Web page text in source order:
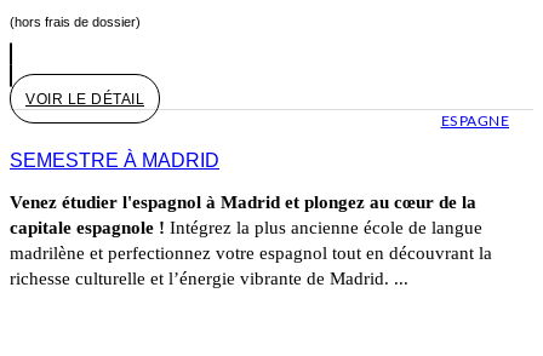
(hors frais de dossier)
VOIR LE DÉTAIL
ESPAGNE
SEMESTRE À MADRID
Venez étudier l'espagnol à Madrid et plongez au cœur de la
capitale espagnole ! Intégrez la plus ancienne école de langue
madrilène et perfectionnez votre espagnol tout en découvrant la
richesse culturelle et l’énergie vibrante de Madrid. ...